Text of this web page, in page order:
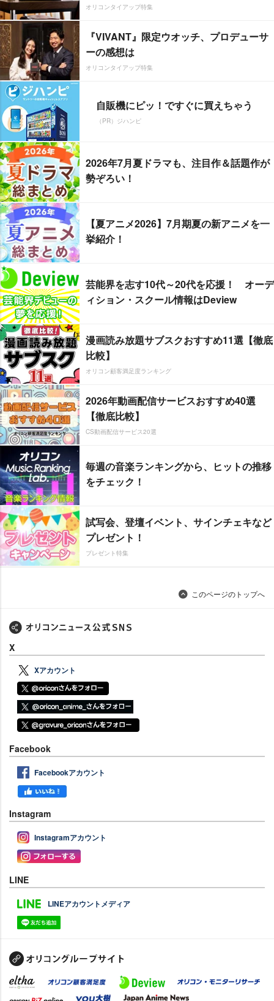
オリコンタイアップ特集
『VIVANT』限定ウオッチ、プロデューサ
ーの感想は
オリコンタイアップ特集
自販機にピッ！ですぐに買えちゃう
（PR）ジハンピ
2026年7月夏ドラマも、注目作＆話題作が
勢ぞろい！
【夏アニメ2026】7月期夏の新アニメを一
挙紹介！
芸能界を志す10代～20代を応援！ オーデ
ィション・スクール情報はDeview
漫画読み放題サブスクおすすめ11選【徹底
比較】
オリコン顧客満足度ランキング
2026年動画配信サービスおすすめ40選
【徹底比較】
CS動画配信サービス20選
毎週の音楽ランキングから、ヒットの推移
をチェック！
試写会、登壇イベント、サインチェキなど
プレゼント！
プレゼント特集
このページのトップへ
X
Xアカウント
Facebook
Facebookアカウント
Instagram
Instagramアカウント
LINE
LINEアカウントメディア